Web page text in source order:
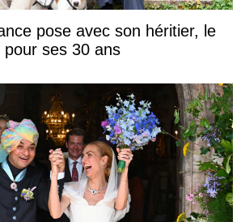
pose avec son héritier, le
ses 30 ans